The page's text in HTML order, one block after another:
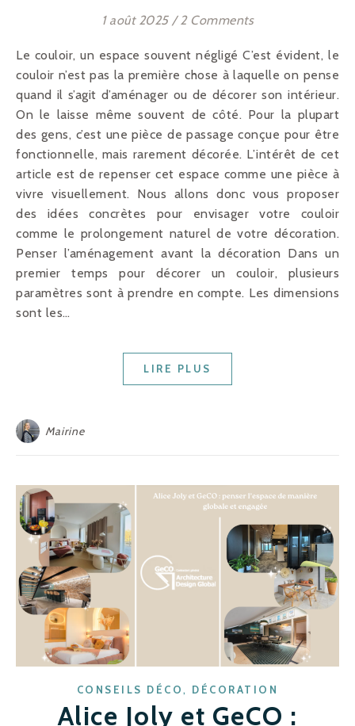
1 août 2025 / 2 Comments
Le couloir, un espace souvent négligé C’est évident, le
couloir n’est pas la première chose à laquelle on pense
quand il s’agit d’aménager ou de décorer son intérieur.
On le laisse même souvent de côté. Pour la plupart
des gens, c’est une pièce de passage conçue pour être
fonctionnelle, mais rarement décorée. L’intérêt de cet
article est de repenser cet espace comme une pièce à
vivre visuellement. Nous allons donc vous proposer
des idées concrètes pour envisager votre couloir
comme le prolongement naturel de votre décoration.
Penser l’aménagement avant la décoration Dans un
premier temps pour décorer un couloir, plusieurs
paramètres sont à prendre en compte. Les dimensions
sont les…
LIRE PLUS
Mairine
CONSEILS DÉCO , DÉCORATION
Alice Joly et GeCO :